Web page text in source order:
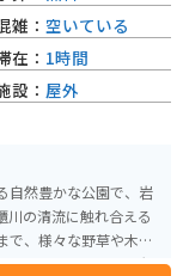
自然豊かな公園で、岩
川の清流に触れ合える
で、様々な野草や木々
雑： 空いている
在： 1時間
設： 屋外